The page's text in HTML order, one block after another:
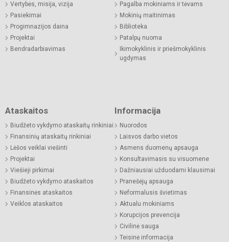
Vertybės, misija, vizija
Pasiekimai
Progimnazijos daina
Projektai
Bendradarbiavimas
Pagalba mokiniams ir tėvams
Mokinių maitinimas
Biblioteka
Patalpų nuoma
Ikimokyklinis ir priešmokyklinis
ugdymas
Ataskaitos
Biudžeto vykdymo ataskaitų rinkiniai
Finansinių ataskaitų rinkiniai
Lėšos veiklai viešinti
Projektai
Viešieji pirkimai
Biudžeto vykdymo ataskaitos
Finansinės ataskaitos
Veiklos ataskaitos
Informacija
Nuorodos
Laisvos darbo vietos
Asmens duomenų apsauga
Konsultavimasis su visuomene
Dažniausiai užduodami klausimai
Pranešėjų apsauga
Neformalusis švietimas
Aktualu mokiniams
Korupcijos prevencija
Civilinė sauga
Teisinė informacija